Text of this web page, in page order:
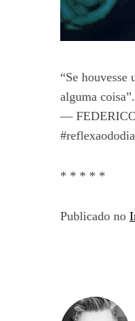
“Se houvesse
alguma coisa”.
— FEDERICO
* * * * *
Publicado no